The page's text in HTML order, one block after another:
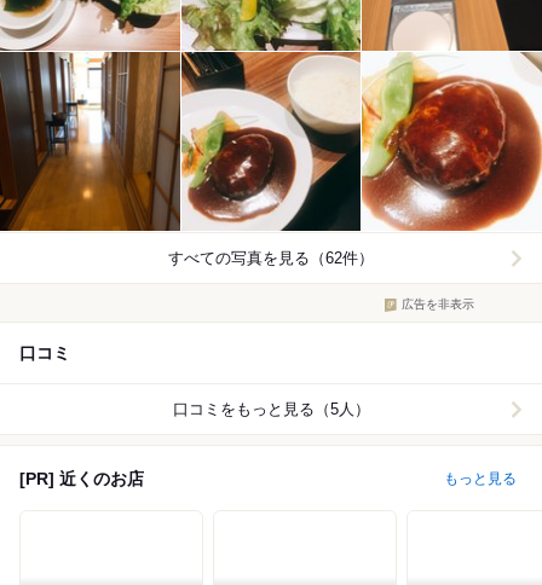
すべての写真を見る（62件）
広告を非表示
口コミ
口コミをもっと見る（5人）
[PR] 近くのお店 もっと見る